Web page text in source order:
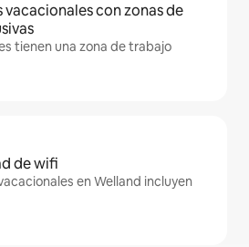
con zonas de
tienen una zona de trabajo
de wifi
en Welland incluyen